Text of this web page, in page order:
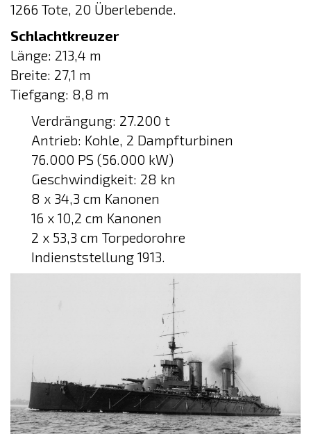
1266 Tote, 20 Überlebende.
Schlachtkreuzer
Länge: 213,4 m
Breite: 27,1 m
Tiefgang: 8,8 m
Verdrängung: 27.200 t
Antrieb: Kohle, 2 Dampfturbinen
76.000 PS (56.000 kW)
Geschwindigkeit: 28 kn
8 x 34,3 cm Kanonen
16 x 10,2 cm Kanonen
2 x 53,3 cm Torpedorohre
Indienststellung 1913.